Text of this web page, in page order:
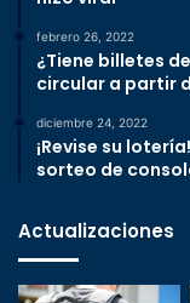
febrero 26, 2022
¿Tiene billetes
circular a partir
diciembre 24, 2022
¡Revise su
sorteo de
Actualizaciones